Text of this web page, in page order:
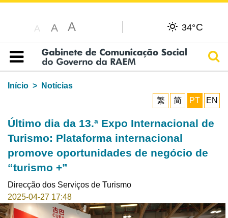
A A A 34°C
Índice
Início
Notícias
繁
简 PT EN
Último dia da 13.ª Expo Internacional de
Turismo: Plataforma internacional
promove oportunidades de negócio de
“turismo +”
Direcção dos Serviços de Turismo
2025-04-27 17:48